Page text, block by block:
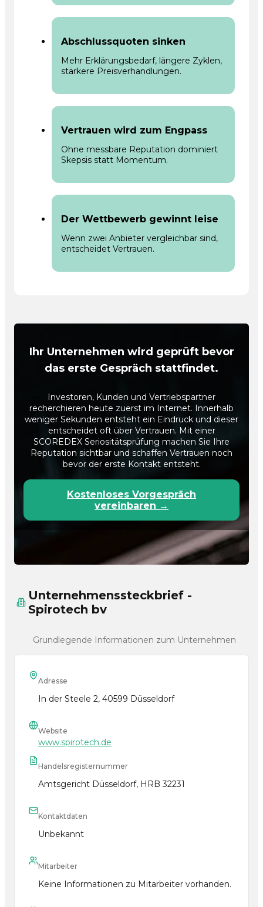
Abschlussquoten sinken
Mehr Erklärungsbedarf, längere Zyklen,
stärkere Preisverhandlungen.
Vertrauen wird zum Engpass
Ohne messbare Reputation dominiert
Skepsis statt Momentum.
Der Wettbewerb gewinnt leise
Wenn zwei Anbieter vergleichbar sind,
entscheidet Vertrauen.
Ihr Unternehmen wird geprüft bevor
das erste Gespräch stattfindet.
Investoren, Kunden und Vertriebspartner
recherchieren heute zuerst im Internet. Innerhalb
weniger Sekunden entsteht ein Eindruck und dieser
entscheidet oft über Vertrauen. Mit einer
SCOREDEX Seriositätsprüfung machen Sie Ihre
Reputation sichtbar und schaffen Vertrauen noch
bevor der erste Kontakt entsteht.
Kostenloses Vorgespräch
vereinbaren →
Unternehmenssteckbrief -
Spirotech bv
Grundlegende Informationen zum Unternehmen
Adresse
In der Steele 2, 40599 Düsseldorf
Website
www.spirotech.de
Handelsregisternummer
Amtsgericht Düsseldorf, HRB 32231
Kontaktdaten
Unbekannt
Mitarbeiter
Keine Informationen zu Mitarbeiter vorhanden.